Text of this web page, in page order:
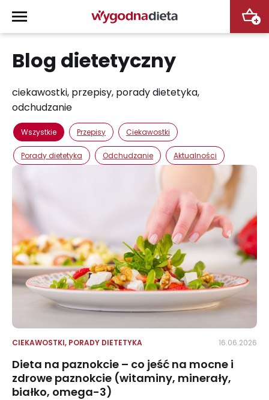
+
Blog dietetyczny
ciekawostki, przepisy, porady dietetyka,
odchudzanie
Wszystkie Przepisy Ciekawostki
Porady dietetyka Odchudzanie Aktualności
CIEKAWOSTKI, PORADY DIETETYKA 16.06.2026
Dieta na paznokcie – co jeść na mocne i
zdrowe paznokcie (witaminy, minerały,
białko, omega-3)